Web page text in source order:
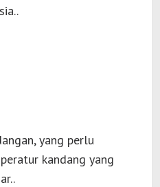
yang perlu
kandang yang